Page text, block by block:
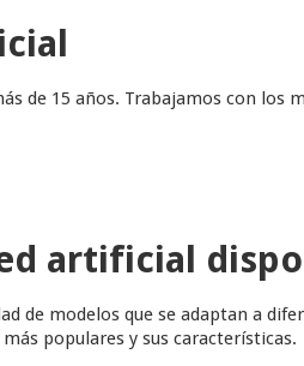
de 15 años. Trabajamos con
artificial
de modelos que se adaptan a
populares y sus características.